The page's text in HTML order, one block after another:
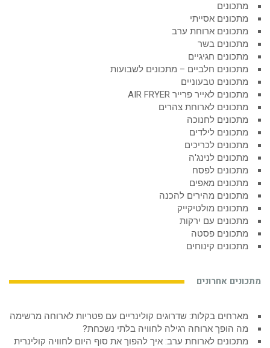
מתכונים
מתכונים אסייתי
מתכונים ארוחת ערב
מתכונים בשר
מתכונים חגיגיים
מתכונים חלביים – מתכונים לשבועות
מתכונים טבעוניים
מתכונים לאייר פרייר AIR FRYER
מתכונים לארוחת צהרים
מתכונים לחנוכה
מתכונים לילדים
מתכונים לכריכים
מתכונים לנינג'ה
מתכונים לפסח
מתכונים מאפים
מתכונים מהירים להכנה
מתכונים מולטיקייק
מתכונים עם ירקות
מתכונים פסטה
מתכונים קינוחים
מתכונים אחרונים
מארחים בקלות: שדרוגים קולינריים עם פטריות לארוחה מרשימה
מה הופך ארוחה רגילה לחוויה בלתי נשכחת?
מתכונים לארוחת ערב: איך להפוך את סוף היום לחוויה קולינרית